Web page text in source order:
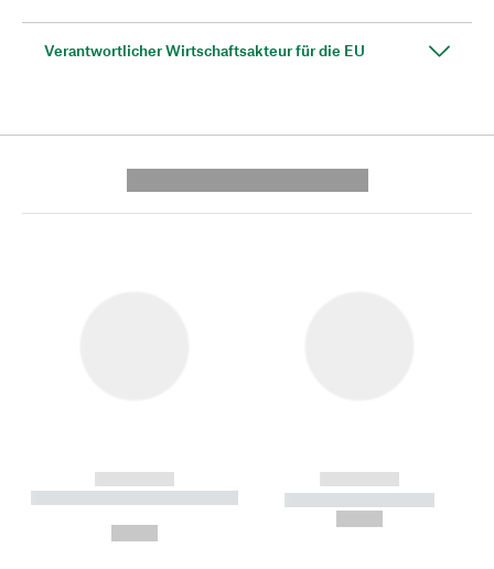
Verantwortlicher Wirtschaftsakteur für die EU
------------
----------- ----------- --------
------------
----------- -----------